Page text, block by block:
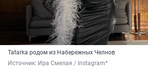
Tatarka родом из Набережных Челнов
Источник: Ира Смелая / Instagram*